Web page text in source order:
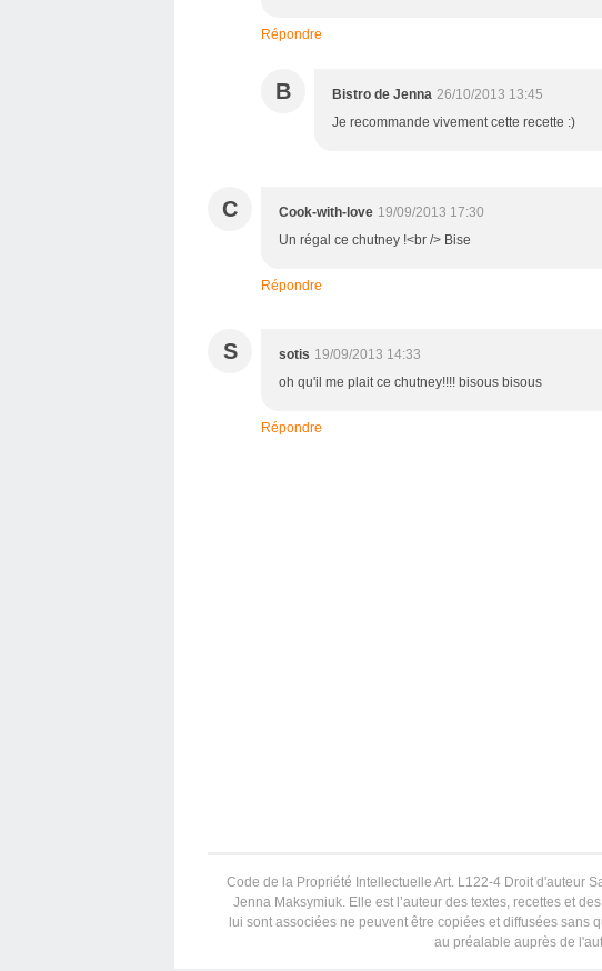
Répondre
B Bistro de Jenna 26/10/2013 13:45
Je recommande vivement cette recette :)
C Cook-with-love 19/09/2013 17:30
Un régal ce chutney !<br /> Bise
Répondre
S sotis 19/09/2013 14:33
oh qu'il me plait ce chutney!!!! bisous bisous
Répondre
Code de la Propriété Intellectuelle Art. L122-4 Droit d'auteur
Jenna Maksymiuk. Elle est l’auteur des textes, recettes et
lui sont associées ne peuvent être copiées et diffusées
au préalable auprès de